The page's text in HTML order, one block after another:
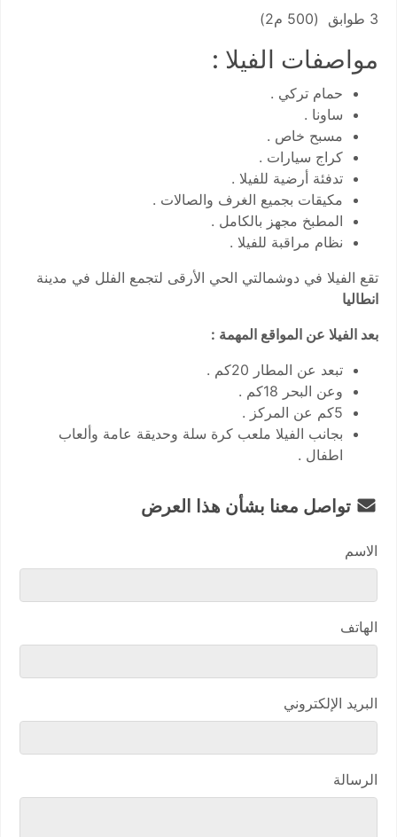
3 طوابق (500 م2)
مواصفات الفيلا :
حمام تركي .
ساونا .
مسبح خاص .
كراج سيارات .
تدفئة أرضية للفيلا .
مكيقات بجميع الغرف والصالات .
المطبخ مجهز بالكامل .
نظام مراقبة للفيلا .
تقع الفيلا في دوشمالتي الحي الأرقى لتجمع الفلل في مدينة
انطاليا
بعد الفيلا عن المواقع المهمة :
تبعد عن المطار 20كم .
وعن البحر 18كم .
5كم عن المركز .
بجانب الفيلا ملعب كرة سلة وحديقة عامة وألعاب
اطفال .
تواصل معنا بشأن هذا العرض
الاسم
الهاتف
البريد الإلكتروني
الرسالة